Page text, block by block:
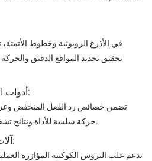
في الأذرع الروبوتية وخطوط
تحقيق تحديد المواقع الدقيق والحركة
أدوات التحكم الرقمي والآلات الآلية:
تضمن خصائص رد الفعل المنخفض
الخاصة بمجموعة iHF حركة سلسة للأداة ونتائج تشغيل دقيقة.
آلات التعبئة والتغليف والطباعة:
تدعم علب التروس الكوكبية المؤازرة